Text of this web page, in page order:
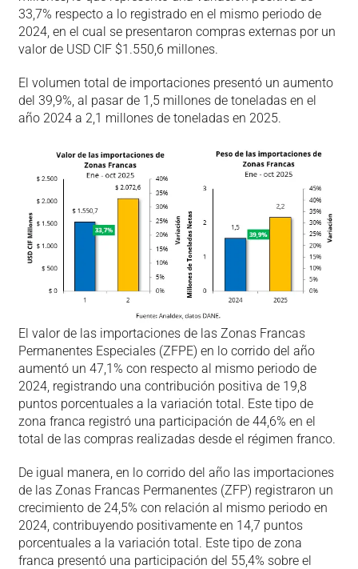
33,7% respecto a lo registrado en el mismo periodo de
2024, en el cual se presentaron compras externas por un
valor de USD CIF $1.550,6 millones.
El volumen total de importaciones presentó un aumento
del 39,9%, al pasar de 1,5 millones de toneladas en el
año 2024 a 2,1 millones de toneladas en 2025.
El valor de las importaciones de las Zonas Francas
Permanentes Especiales (ZFPE) en lo corrido del año
aumentó un 47,1% con respecto al mismo periodo de
2024, registrando una contribución positiva de 19,8
puntos porcentuales a la variación total. Este tipo de
zona franca registró una participación de 44,6% en el
total de las compras realizadas desde el régimen franco.
De igual manera, en lo corrido del año las importaciones
de las Zonas Francas Permanentes (ZFP) registraron un
crecimiento de 24,5% con relación al mismo periodo en
2024, contribuyendo positivamente en 14,7 puntos
porcentuales a la variación total. Este tipo de zona
franca presentó una participación del 55,4% sobre el